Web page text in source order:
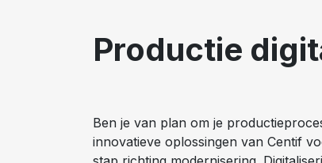
Productie
Ben je van plan om je
innovatieve oplossingen van Centif